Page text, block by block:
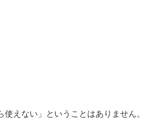
使えない」ということはありません。